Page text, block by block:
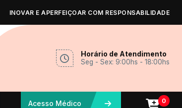
INOVAR E APERFEIÇOAR COM RESPONSABILIDADE
Horário de Atendimento
Seg - Sex: 9:00hs - 18:00hs
Acesso Médico 0